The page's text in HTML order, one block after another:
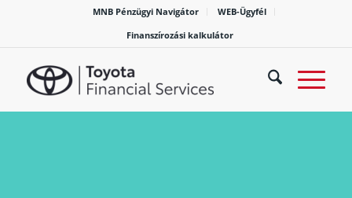
MNB Pénzügyi Navigátor
WEB-Ügyfél
Finanszírozási kalkulátor